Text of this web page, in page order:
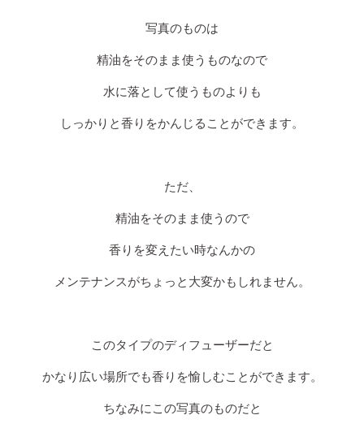
写真のものは
精油をそのまま使うものなので
水に落として使うものよりも
しっかりと香りをかんじることができます。
ただ、
精油をそのまま使うので
香りを変えたい時なんかの
メンテナンスがちょっと大変かもしれません。
このタイプのディフューザーだと
かなり広い場所でも香りを愉しむことができます。
ちなみにこの写真のものだと